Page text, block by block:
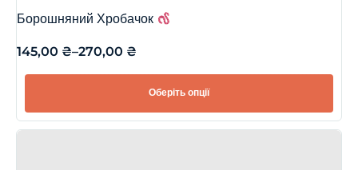
Борошняний Хробачок
145,00 ₴–270,00 ₴
Оберіть опції